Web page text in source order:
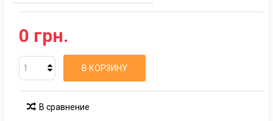
0 грн.
В КОРЗИНУ
В сравнение